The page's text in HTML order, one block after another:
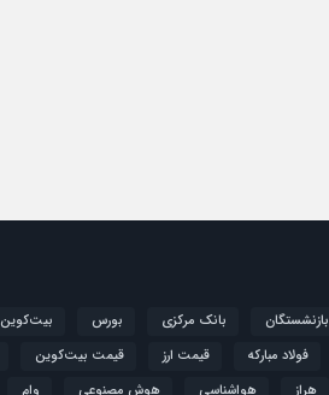
بازنشستگان بانک مرکزی بورس بیت‌کوین
فولاد مبارکه قیمت ارز قیمت بیت‌کوین
هراز هواشناسی هوش مصنوعی وام